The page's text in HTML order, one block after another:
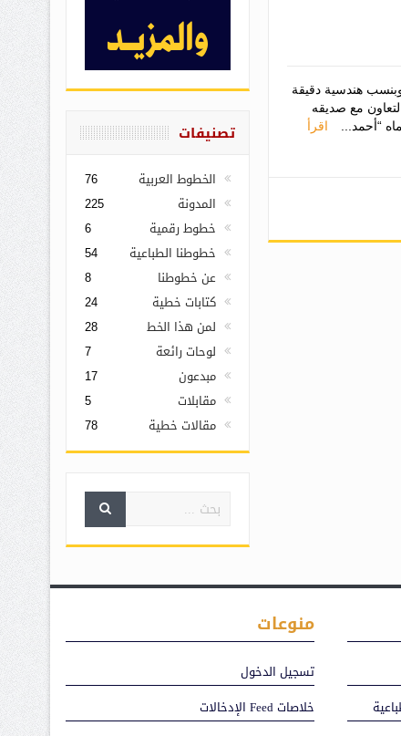
هندسية دقيقة
مع صديقه
اقرأ
تصنيفات
الخطوط العربية 76
المدونة 225
خطوط رقمية 6
خطوطنا الطباعية 54
عن خطوطنا 8
كتابات خطية 24
لمن هذا الخط 28
لوحات رائعة 7
مبدعون 17
مقابلات 5
مقالات خطية 78
منوعات
تسجيل الدخول
خلاصات Feed الإدخالات